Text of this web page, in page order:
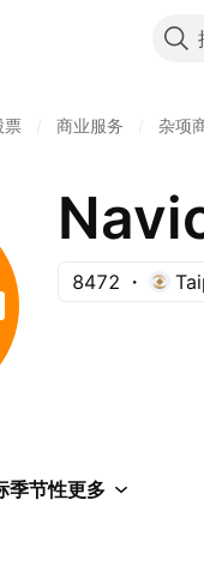
票 商业服务 杂项
8472
季节性更多